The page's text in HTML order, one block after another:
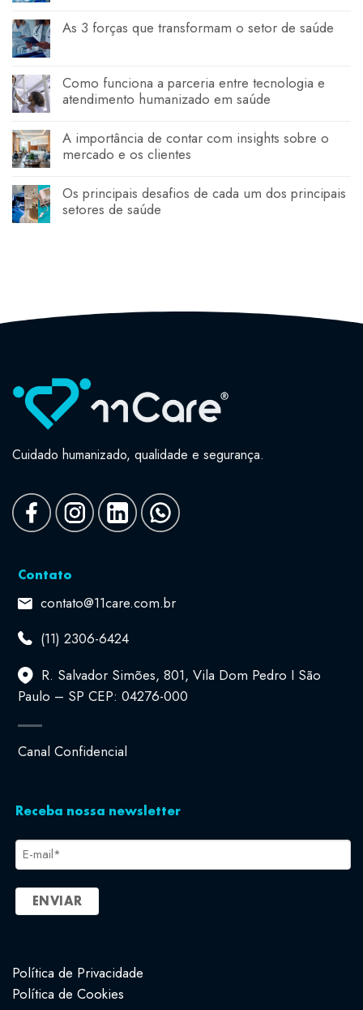
As 3 forças que transformam o setor de saúde
Como funciona a parceria entre tecnologia e
atendimento humanizado em saúde
A importância de contar com insights sobre o
mercado e os clientes
Os principais desafios de cada um dos principais
setores de saúde
Cuidado humanizado, qualidade e segurança.
Contato
contato@11care.com.br
(11) 2306-6424
R. Salvador Simões, 801, Vila Dom Pedro I São
Paulo – SP CEP: 04276-000
Canal Confidencial
Receba nossa newsletter
E-
mail
*
Política de Privacidade
Política de Cookies